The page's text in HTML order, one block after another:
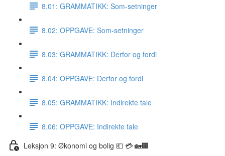
8.01: GRAMMATIKK: Som-setninger
8.02: OPPGAVE: Som-setninger
8.03: GRAMMATIKK: Derfor og fordi
8.04: OPPGAVE: Derfor og fordi
8.05: GRAMMATIKK: Indirekte tale
8.06: OPPGAVE: Indirekte tale
Leksjon 9: Økonomi og bolig 💶 💳 🏡🏢